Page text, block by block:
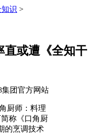
识 >
直或遭《全知干
集团官方网站
厨师：料理
称《口角厨
的烹调技术